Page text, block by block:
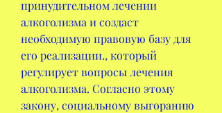
принудительном лечении
алкоголизма и создаст
необходимую правовую базу для
его реализации., который
регулирует вопросы лечения
алкоголизма. Согласно этому
закону, социальному выгоранию